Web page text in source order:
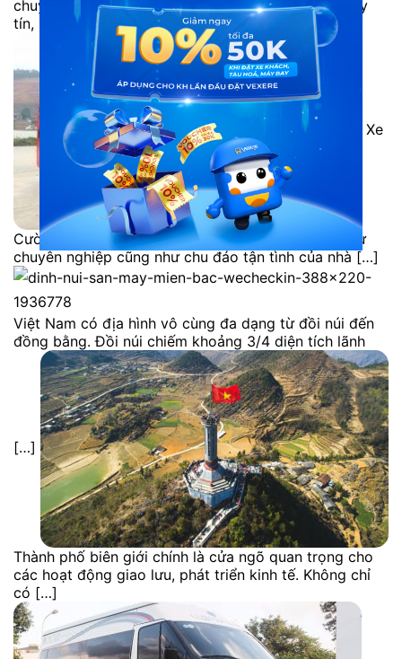
chuyên kinh doanh về dịch vụ vận tải hành khách uy
tín, […]
Xe
Cường Lan đi Sapa đã tạo tên tuổi cho mình nhờ sự
chuyên nghiệp cũng như chu đáo tận tình của nhà […]
Việt Nam có địa hình vô cùng đa dạng từ đồi núi đến
đồng bằng. Đồi núi chiếm khoảng 3/4 diện tích lãnh
[…]
Thành phố biên giới chính là cửa ngõ quan trọng cho
các hoạt động giao lưu, phát triển kinh tế. Không chỉ
có […]